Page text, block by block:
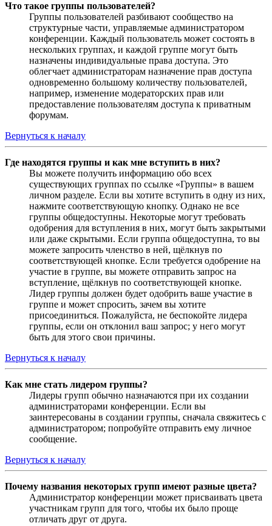
Что такое группы пользователей?
Группы пользователей разбивают сообщество на
структурные части, управляемые администратором
конференции. Каждый пользователь может состоять в
нескольких группах, и каждой группе могут быть
назначены индивидуальные права доступа. Это
облегчает администраторам назначение прав доступа
одновременно большому количеству пользователей,
например, изменение модераторских прав или
предоставление пользователям доступа к приватным
форумам.
Вернуться к началу
Где находятся группы и как мне вступить в них?
Вы можете получить информацию обо всех
существующих группах по ссылке «Группы» в вашем
личном разделе. Если вы хотите вступить в одну из них,
нажмите соответствующую кнопку. Однако не все
группы общедоступны. Некоторые могут требовать
одобрения для вступления в них, могут быть закрытыми
или даже скрытыми. Если группа общедоступна, то вы
можете запросить членство в ней, щёлкнув по
соответствующей кнопке. Если требуется одобрение на
участие в группе, вы можете отправить запрос на
вступление, щёлкнув по соответствующей кнопке.
Лидер группы должен будет одобрить ваше участие в
группе и может спросить, зачем вы хотите
присоединиться. Пожалуйста, не беспокойте лидера
группы, если он отклонил ваш запрос; у него могут
быть для этого свои причины.
Вернуться к началу
Как мне стать лидером группы?
Лидеры групп обычно назначаются при их создании
администраторами конференции. Если вы
заинтересованы в создании группы, сначала свяжитесь с
администратором; попробуйте отправить ему личное
сообщение.
Вернуться к началу
Почему названия некоторых групп имеют разные цвета?
Администратор конференции может присваивать цвета
участникам групп для того, чтобы их было проще
отличать друг от друга.